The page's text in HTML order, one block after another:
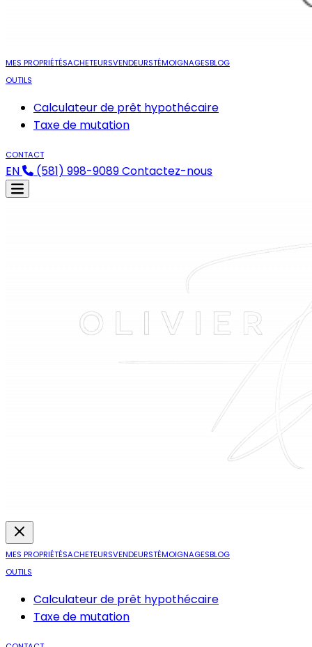
MES PROPRIÉTÉSACHETEURSVENDEURSTÉMOIGNAGESBLOG
OUTILS
Calculateur de prêt hypothécaire
Taxe de mutation
CONTACT
EN (581) 998-9089Contactez-nous
MES PROPRIÉTÉSACHETEURSVENDEURSTÉMOIGNAGESBLOG
OUTILS
Calculateur de prêt hypothécaire
Taxe de mutation